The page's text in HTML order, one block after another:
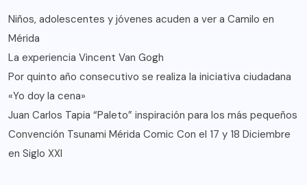
Niños, adolescentes y jóvenes acuden a ver a Camilo en
Mérida
La experiencia Vincent Van Gogh
Por quinto año consecutivo se realiza la iniciativa ciudadana
«Yo doy la cena»
Juan Carlos Tapia “Paleto” inspiración para los más pequeños
Convención Tsunami Mérida Comic Con el 17 y 18 Diciembre
en Siglo XXI